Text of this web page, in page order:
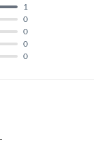
0
0
0
0
1